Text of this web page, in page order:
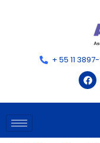
+ 55 11